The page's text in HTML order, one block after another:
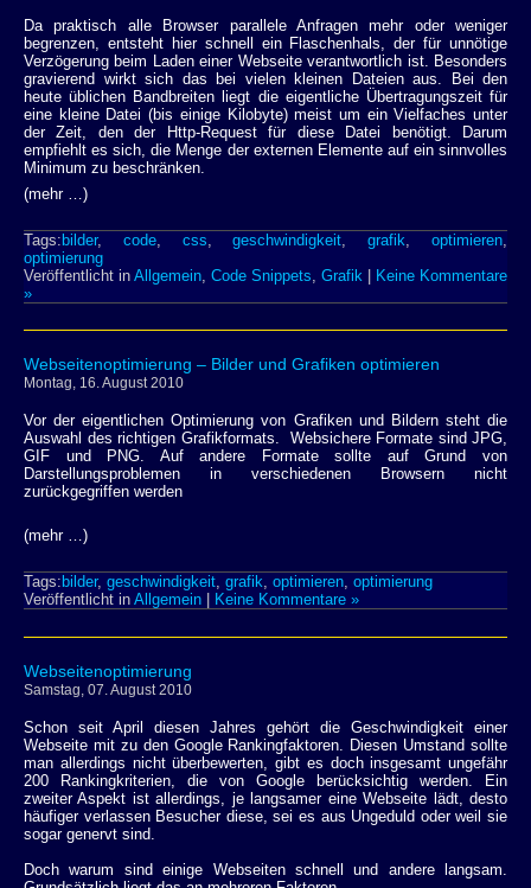
Da praktisch alle Browser parallele Anfragen mehr oder weniger
begrenzen, entsteht hier schnell ein Flaschenhals, der für unnötige
Verzögerung beim Laden einer Webseite verantwortlich ist. Besonders
gravierend wirkt sich das bei vielen kleinen Dateien aus. Bei den
heute üblichen Bandbreiten liegt die eigentliche Übertragungszeit für
eine kleine Datei (bis einige Kilobyte) meist um ein Vielfaches unter
der Zeit, den der Http-Request für diese Datei benötigt. Darum
empfiehlt es sich, die Menge der externen Elemente auf ein sinnvolles
Minimum zu beschränken.
(mehr …)
Tags:bilder, code, css ,geschwindigkeit ,grafik ,optimieren
optimierung
Veröffentlicht in Allgemein Code Snippets Grafik | Keine Kommentare
»
Webseitenoptimierung – Bilder und Grafiken optimieren
Montag, 16. August 2010
Vor der eigentlichen Optimierung von Grafiken und Bildern steht die
Auswahl des richtigen Grafikformats. Websichere Formate sind JPG,
GIF und PNG. Auf andere Formate sollte auf Grund von
Darstellungsproblemen in verschiedenen Browsern nicht
zurückgegriffen werden
(mehr …)
Tags: bilder, geschwindigkeit, grafik, optimieren, optimierung
Veröffentlicht in Allgemein Keine Kommentare »
Webseitenoptimierung
Samstag, 07. August 2010
Schon seit April diesen Jahres gehört die Geschwindigkeit einer
Webseite mit zu den Google Rankingfaktoren. Diesen Umstand sollte
man allerdings nicht überbewerten, gibt es doch insgesamt ungefähr
200 Rankingkriterien, die von Google berücksichtig werden. Ein
zweiter Aspekt ist allerdings, je langsamer eine Webseite lädt, desto
häufiger verlassen Besucher diese, sei es aus Ungeduld oder weil sie
sogar genervt sind.
Doch warum sind einige Webseiten schnell und andere langsam.